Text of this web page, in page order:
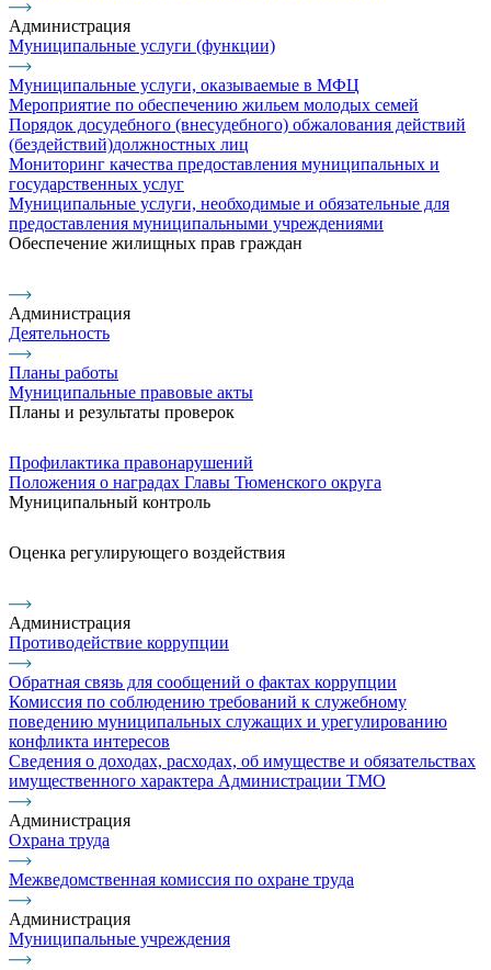
Администрация
Муниципальные услуги (функции)
Муниципальные услуги, оказываемые в МФЦ
Мероприятие по обеспечению жильем молодых семей
Порядок досудебного (внесудебного) обжалования действий
(бездействий)должностных лиц
Мониторинг качества предоставления муниципальных и
государственных услуг
Муниципальные услуги, необходимые и обязательные для
предоставления муниципальными учреждениями
Обеспечение жилищных прав граждан
Администрация
Деятельность
Планы работы
Муниципальные правовые акты
Планы и результаты проверок
Профилактика правонарушений
Положения о наградах Главы Тюменского округа
Муниципальный контроль
Оценка регулирующего воздействия
Администрация
Противодействие коррупции
Обратная связь для сообщений о фактах коррупции
Комиссия по соблюдению требований к служебному
поведению муниципальных служащих и урегулированию
конфликта интересов
Сведения о доходах, расходах, об имуществе и обязательствах
имущественного характера Администрации ТМО
Администрация
Охрана труда
Межведомственная комиссия по охране труда
Администрация
Муниципальные учреждения